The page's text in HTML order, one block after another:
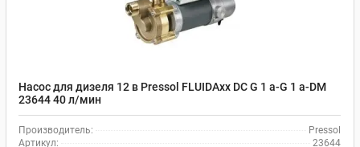
Насос для дизеля 12 в Pressol FLUIDAxx DC G 1 a-G 1 a-DM
23644 40 л/мин
Производитель:
Pressol
Артикул:
23644